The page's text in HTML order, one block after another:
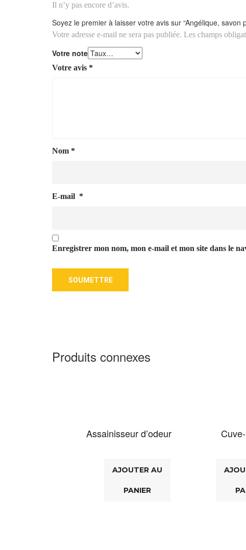
Il n’y pas encore d’avis.
Soyez le premier à laisser votre avis sur “Angélique, savon
Votre adresse e-mail ne sera pas publiée. Les champs
Votre note
Votre avis *
Nom *
E-mail *
Enregistrer mon nom, mon e-mail et mon site dans le
Produits connexes
Assainisseur d’odeur
AJOUTER AU
PANIER